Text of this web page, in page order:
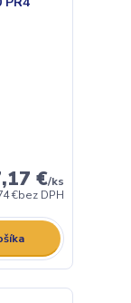
€/ks
€bez DPH